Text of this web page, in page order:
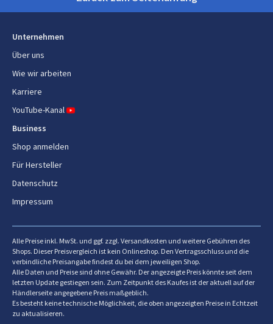
Mini-Turbobürste,
Fugendüse
AC-Netzadapter
Leistungen
Reinigungsart
Turbotaste Ja
Eingebautes Display Ja
Display-Typ LCD
Unternehmen
Über uns
Wie wir arbeiten
Karriere
YouTube-Kanal
Business
Shop anmelden
Für Hersteller
Datenschutz
Impressum
Alle Preise inkl. MwSt. und ggf. zzgl. Versandkosten und weitere Gebühren des
Shops. Dieser Preisvergleich ist kein Onlineshop. Den Vertragsschluss und die
verbindliche Preisangabe findest du bei dem jeweiligen Shop.
Alle Daten und Preise sind ohne Gewähr. Der angezeigte Preis könnte seit dem
letzten Update gestiegen sein. Zum Zeitpunkt des Kaufes ist der aktuell auf der
Händlerseite angegebene Preis maßgeblich.
Es besteht keine technische Möglichkeit, die oben angezeigten Preise in Echtzeit
zu aktualisieren.